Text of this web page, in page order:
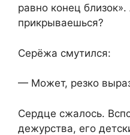
равно конец
прикрываешься?
Серёжа смутился:
— Может, резко
Сердце сжалось.
дежурства, его